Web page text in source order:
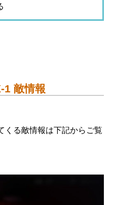
1 敵情報
くる敵情報は下記からご覧